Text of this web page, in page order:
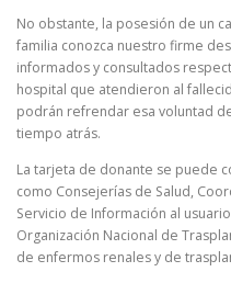
No obstante, la posesión de un
familia conozca nuestro firme
informados y consultados
hospital que atendieron al
podrán refrendar esa voluntad
tiempo atrás.
La tarjeta de donante se puede
como Consejerías de Salud,
Servicio de Información al
Organización Nacional de
de enfermos renales y de